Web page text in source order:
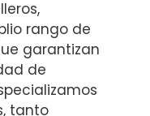
rango de
garantizan
de
tanto